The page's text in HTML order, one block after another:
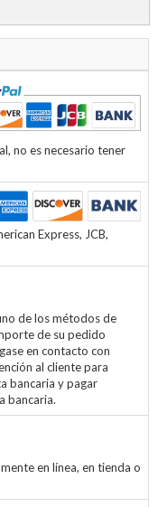
no es necesario tener
Express, JCB,
de los métodos de
de su pedido
en contacto con
al cliente para
bancaria y pagar
bancaria.
en línea, en tienda o